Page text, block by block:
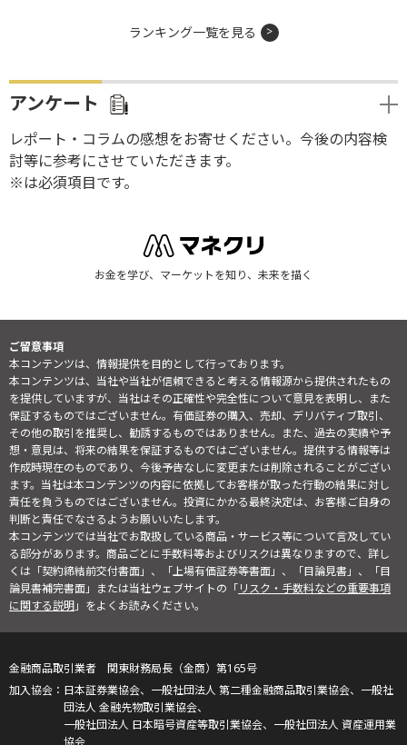
ランキング一覧を見る
アンケート
レポート・コラムの感想をお寄せください。今後の内容検
討等に参考にさせていただきます。
※は必須項目です。
お金を学び、マーケットを知り、未来を描く
ご留意事項
本コンテンツは、情報提供を目的として行っております。
本コンテンツは、当社や当社が信頼できると考える情報源から提供されたもの
を提供していますが、当社はその正確性や完全性について意見を表明し、また
保証するものではございません。有価証券の購入、売却、デリバティブ取引、
その他の取引を推奨し、勧誘するものではありません。また、過去の実績や予
想・意見は、将来の結果を保証するものではございません。提供する情報等は
作成時現在のものであり、今後予告なしに変更または削除されることがござい
ます。当社は本コンテンツの内容に依拠してお客様が取った行動の結果に対し
責任を負うものではございません。投資にかかる最終決定は、お客様ご自身の
判断と責任でなさるようお願いいたします。
本コンテンツでは当社でお取扱している商品・サービス等について言及してい
る部分があります。商品ごとに手数料等およびリスクは異なりますので、詳し
くは「契約締結前交付書面」、「上場有価証券等書面」、「目論見書」、「目
論見書補完書面」または当社ウェブサイトの「リスク・手数料などの重要事項
に関する説明」をよくお読みください。
金融商品取引業者 関東財務局長（金商）第165号
日本証券業協会、一般社団法人 第二種金融商品取引業協会、一般社
団法人 金融先物取引業協会、
一般社団法人 日本暗号資産等取引業協会、一般社団法人 資産運用業
協会